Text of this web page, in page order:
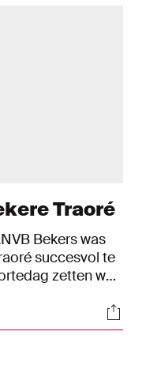
Traoré
Bekers was
succesvol te
zetten we